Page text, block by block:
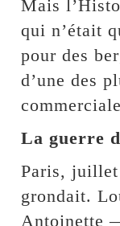
Mais
qui n’était
pour des
d’une des
La guerre
Paris,
grondait.
Antoinette